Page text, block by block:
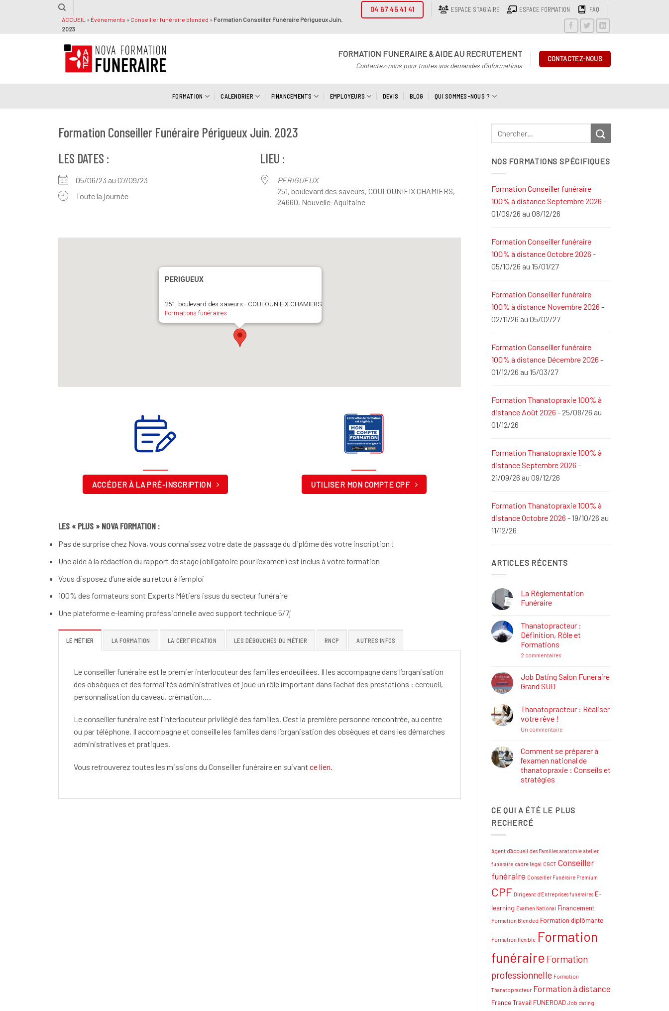
ACCUEIL » Évènements » Conseiller funéraire blended » Formation Conseiller Funéraire Périgueux Juin.
2023
04 67 45 41 41 ESPACE STAGIAIRE ESPACE FORMATION FAQ
FORMATION FUNERAIRE & AIDE AU RECRUTEMENT
Contactez-nous pour toutes vos demandes d'informations
CONTACTEZ-NOUS
FORMATION CALENDRIER FINANCEMENTS EMPLOYEURS DEVIS BLOG QUI SOMMES-NOUS ?
Formation Conseiller Funéraire Périgueux Juin. 2023
LES DATES :
05/06/23 au 07/09/23
Toute la journée
LIEU :
PERIGUEUX
251, boulevard des saveurs, COULOUNIEIX CHAMIERS,
24660, Nouvelle-Aquitaine
PERIGUEUX
251, boulevard des saveurs - COULOUNIEIX CHAMIERS
Formations funéraires
ACCÉDER À LA PRÉ-INSCRIPTION UTILISER MON COMPTE CPF
LES « PLUS » NOVA FORMATION :
Pas de surprise chez Nova, vous connaissez votre date de passage du diplôme dès votre inscription !
Une aide à la rédaction du rapport de stage (obligatoire pour l’examen) est inclus à votre formation
Vous disposez d’une aide au retour à l’emploi
100% des formateurs sont Experts Métiers issus du secteur funéraire
Une plateforme e-learning professionnelle avec support technique 5/7j
LE MÉTIER LA FORMATION LA CERTIFICATION LES DÉBOUCHÉS DU MÉTIER RNCP AUTRES INFOS
Le conseiller funéraire est le premier interlocuteur des familles endeuillées. Il les accompagne dans l’organisation
des obsèques et des formalités administratives et joue un rôle important dans l’achat des prestations : cercueil,
personnalisation du caveau, crémation….
Le conseiller funéraire est l’interlocuteur privilégié des familles. C’est la première personne rencontrée, au centre
ou par téléphone. Il accompagne et conseille les familles dans l’organisation des obsèques et dans les démarches
administratives et pratiques.
Vous retrouverez toutes les missions du Conseiller funéraire en suivant ce lien.
NOS FORMATIONS SPÉCIFIQUES
Formation Conseiller funéraire
100% à distance Septembre 2026 -
01/09/26 au 08/12/26
Formation Conseiller funéraire
100% à distance Octobre 2026 -
05/10/26 au 15/01/27
Formation Conseiller funéraire
100% à distance Novembre 2026 -
02/11/26 au 05/02/27
Formation Conseiller funéraire
100% à distance Décembre 2026 -
01/12/26 au 15/03/27
Formation Thanatopraxie 100% à
distance Août 2026 - 25/08/26 au
01/12/26
Formation Thanatopraxie 100% à
distance Septembre 2026 -
21/09/26 au 09/12/26
Formation Thanatopraxie 100% à
distance Octobre 2026 - 19/10/26 au
11/12/26
ARTICLES RÉCENTS
La Réglementation
Funéraire
sur
La
Réglementation
Funéraire
Thanatopracteur :
Définition, Rôle et
Formations
2 commentairessur
Définition,
Rôle
Job Dating Salon Funéraire
Grand SUD
sur
Dating
Salon
SUD
Thanatopracteur : Réaliser
votre rêve !
Un commentairesur
Réaliser
votre
rêve
!
Comment se préparer à
l’examen national de
thanatopraxie : Conseils et
stratégies
Comment
se
préparer
thanatopraxie
Conseils
stratégies
CE QUI A ÉTÉ LE PLUS
RECHERCÉ
Agent d'Accueil des Familles anatomie atelier
funéraire cadre légal CGCT Conseiller
funéraire Conseiller Funéraire Premium
CPF Dirigeant d'Entreprises funéraires E-
learning Examen National Financement
Formation Blended Formation diplômante
Formation flexible Formation
funéraire Formation
professionnelle Formation
Thanatopracteur Formation à distance
France Travail FUNEROAD Job dating